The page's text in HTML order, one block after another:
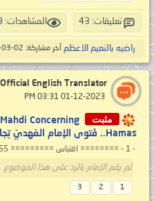
تعليقات: 43 المشاهدات: 819,588
راضيه بالنعيم الاعظم آخر مشاركة: 02-03-2026,
English Translator
مثبت
Concerning
Hamas.. فَتوى الإمام المَهديّ تِجاه حَركة حَماس ..
- 1 - ======== اقتباس ========= 430455
لم يقم الإمام بالرد على هذا الموضوع
1
2
3